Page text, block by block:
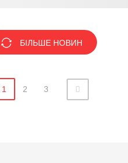
БІЛЬШЕ НОВИН
1 2 3